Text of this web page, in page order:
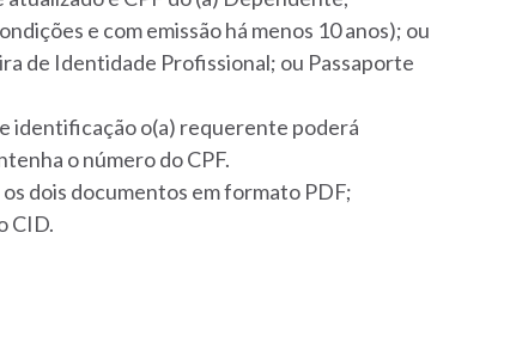
e com emissão há menos 10 anos); ou
de Identidade Profissional; ou Passaporte
identificação o(a) requerente poderá
o número do CPF.
dois documentos em formato PDF;
CID.